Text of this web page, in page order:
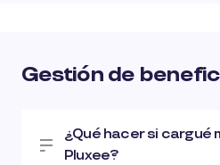
Gestión de
¿Qué hacer si cargué
Pluxee?